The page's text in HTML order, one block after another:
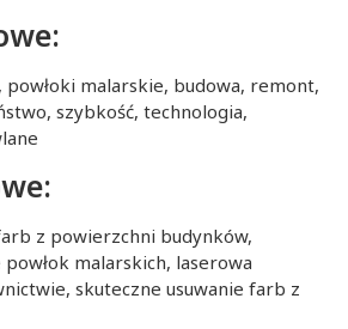
powłoki malarskie, budowa, remont,
szybkość, technologia,
z powierzchni budynków,
malarskich, laserowa
skuteczne usuwanie farb z